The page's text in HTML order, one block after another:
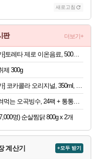
새로고침
판 더보기+
[하루특가]토레타 제로 이온음료, 500ml, 24개
제 300g
명) 순살찜닭 800g x 2개
계산기 +모두 받기